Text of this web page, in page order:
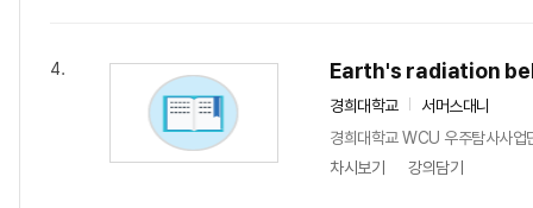
4. Earth's radiation
경희대학교
서머스대니
경희대학교 WCU 우주탐사사
차시보기
강의담기